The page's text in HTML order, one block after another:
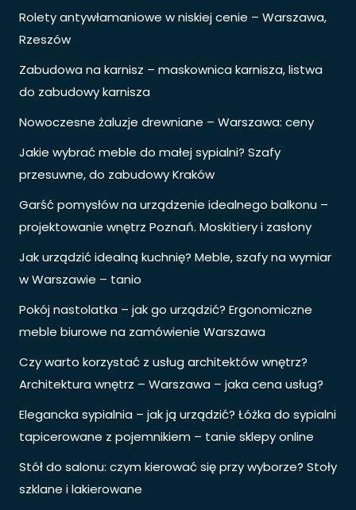
Rolety antywłamaniowe w niskiej cenie – Warszawa,
Rzeszów
Zabudowa na karnisz – maskownica karnisza, listwa
do zabudowy karnisza
Nowoczesne żaluzje drewniane – Warszawa: ceny
Jakie wybrać meble do małej sypialni? Szafy
przesuwne, do zabudowy Kraków
Garść pomysłów na urządzenie idealnego balkonu –
projektowanie wnętrz Poznań. Moskitiery i zasłony
Jak urządzić idealną kuchnię? Meble, szafy na wymiar
w Warszawie – tanio
Pokój nastolatka – jak go urządzić? Ergonomiczne
meble biurowe na zamówienie Warszawa
Czy warto korzystać z usług architektów wnętrz?
Architektura wnętrz – Warszawa – jaka cena usług?
Elegancka sypialnia – jak ją urządzić? Łóżka do sypialni
tapicerowane z pojemnikiem – tanie sklepy online
Stół do salonu: czym kierować się przy wyborze? Stoły
szklane i lakierowane